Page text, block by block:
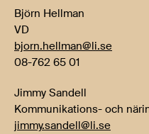
Björn Hellman
VD
bjorn.hellman@li.se
08-762 65 01
Jimmy Sandell
Kommunikations- och
jimmy.sandell@li.se